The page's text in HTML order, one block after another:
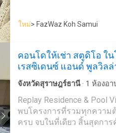
CCTVสิ่งอำนวยความสะด
Cardio - Resistance
และตู้เก็บของ- ห้องน้ำและ
บุคคล โยคะพิลาทิส การปรั
ธรรมเนียมเพิ่มเติม)- ระบบ
ชั่วโมงการเดินทาง- รถยนต์
จากสนามบินนานาชาติเกา
ใต้ประมาณ 64 เมตร แล้วเ
เมตร และเลี้ยวซ้ายอีกครั้ง
เมตร เพื่อเข้าสู่ถนนสนามบิ
และระเบียงสิ่งอำนวยควา
พร้อมสนามเทนนิส และสน
ชี่สนามเด็กเล่นร้านอาหารภ
ส่วนตัวจากโครงการถึงชาย
โครงการระบบรักษาความป
CCTVสระว่ายน้ำความยาว
ทาง โครงการ Replay
199 หมู่ 1 หาดบางรัก ต.บ่อผุ
จ.สุราษฎร์ธานีหากคุณเดิน
ชาติสมุย ให้มุ่งหน้าทางทิศใต้
หมายเลข 4169 ด้วยระยะ
เลี้ยวซ้ายไปอีก 550 เมตร
สามารถเช่า คอนโด นี้ได้ด้
เดือน
ใหม่> FazWaz Koh Samui
คอนโดให้เช่า สตูดิโอ ใน
เรสซิเดนซ์ แอนด์ พูลวิลล่
จังหวัดสุราษฎร์ธานี · 1 ห้องอา
ห้องครัวพร้อมอุปกรณ์ ·ครัวแ
ห้องทำงาน·ห้องบริการ ·สระ
วิดีโอ ·ที่จอดรถ·พื้นที่สำหรับเ
Replay Residence &
พบโครงการที่รวมทุกความ
ครบ จบในที่เดียว สิ้นสุดการ